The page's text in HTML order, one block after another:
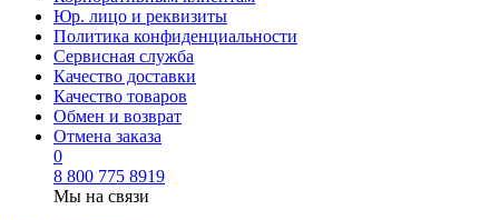
Юр. лицо и реквизиты
Политика конфиденциальности
Сервисная служба
Качество доставки
Качество товаров
Обмен и возврат
Отмена заказа
0
8 800 775 8919
Мы на связи